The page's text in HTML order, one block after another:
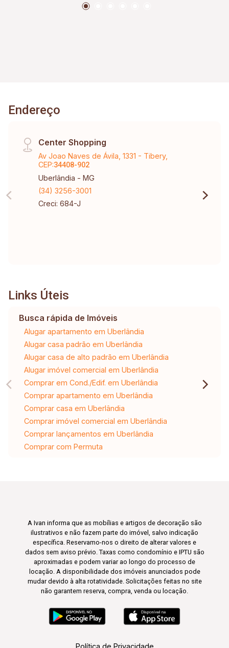
Endereço
Center Shopping
Av Joao Naves de Ávila, 1331 - Tibery,
CEP:34408-902
Uberlândia - MG
(34) 3256-3001
Creci: 684-J
Links Úteis
Busca rápida de Imóveis
Alugar apartamento em Uberlândia
Alugar casa padrão em Uberlândia
Alugar casa de alto padrão em Uberlândia
Alugar imóvel comercial em Uberlândia
Comprar em Cond./Edif. em Uberlândia
Comprar apartamento em Uberlândia
Comprar casa em Uberlândia
Comprar imóvel comercial em Uberlândia
Comprar lançamentos em Uberlândia
Comprar com Permuta
A Ivan informa que as mobílias e artigos de decoração são
ilustrativos e não fazem parte do imóvel, salvo indicação
específica. Reservamo-nos o direito de alterar valores e
dados sem aviso prévio. Taxas como condomínio e IPTU são
aproximadas e podem variar ao longo do processo de
locação. A disponibilidade dos imóveis anunciados pode
mudar devido à alta rotatividade. Solicitações feitas no site
não garantem reserva, compra, venda ou locação.
Política de Privacidade